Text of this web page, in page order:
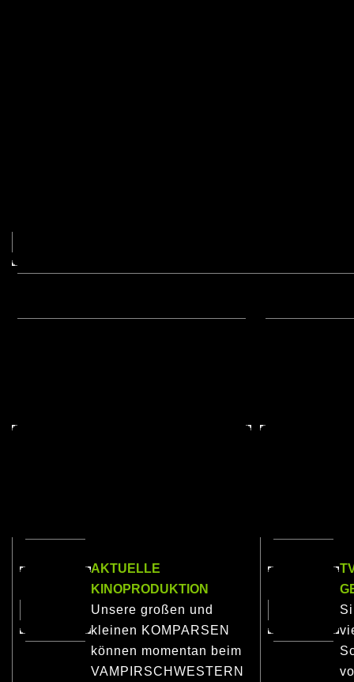
AKTUELLE
KINOPRODUKTION
Unsere großen und
kleinen KOMPARSEN
können momentan beim
VAMPIRSCHWESTERN